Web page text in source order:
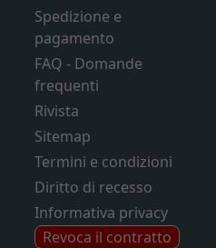
Spedizione e
pagamento
FAQ - Domande
frequenti
Rivista
Sitemap
Termini e condizioni
Diritto di recesso
Informativa privacy
Revoca il contratto